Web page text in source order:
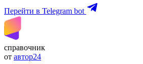
Перейти в Telegram bot
справочник
от автор24